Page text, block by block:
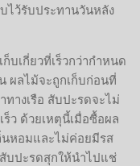
ไว้รับประทานวันหลัง
บเกี่ยวที่เร็วกว่ากำหนด
ผลไม้จะถูกเก็บก่อนที่
ทางเรือ สับปะรดจะไม่
ร็ว ด้วยเหตุนี้เมื่อซื้อผล
นหอมและไม่ค่อยมีรส
บปะรดสุกให้นำไปแช่